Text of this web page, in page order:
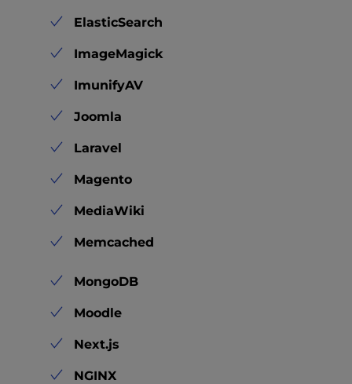
ElasticSearch
ImageMagick
ImunifyAV
Joomla
Laravel
Magento
MediaWiki
Memcached
MongoDB
Moodle
Next.js
NGINX